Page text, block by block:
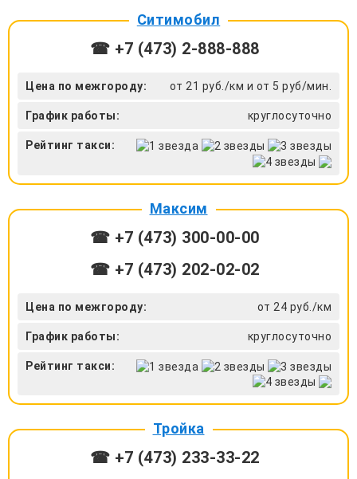
Ситимобил
☎ +7 (473) 2-888-888
Цена по межгороду: от 21 руб./км и от 5 руб/мин.
График работы: круглосуточно
Рейтинг такси:
Максим
☎ +7 (473) 300-00-00
☎ +7 (473) 202-02-02
Цена по межгороду: от 24 руб./км
График работы: круглосуточно
Рейтинг такси:
Тройка
☎ +7 (473) 233-33-22